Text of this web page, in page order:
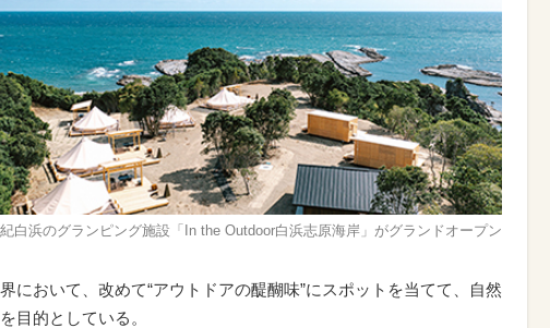
白浜のグランピング施設「In the Outdoor白浜志原海岸」がグランドオープン
において、改めて“アウトドアの醍醐味”にスポットを当てて、自然
目的としている。